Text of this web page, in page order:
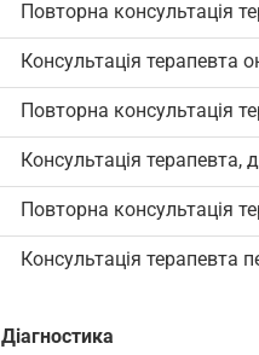
Повторна консультація
Консультація терапевта
Повторна консультація
Консультація
Повторна консультація
Консультація терапевта
Діагностика